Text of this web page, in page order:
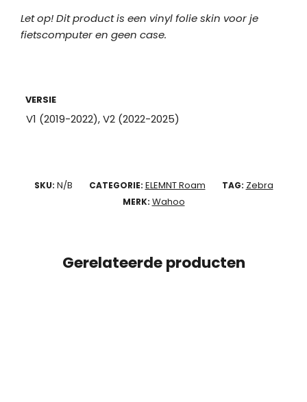
Let op! Dit product is een vinyl folie skin voor je
fietscomputer en geen case.
VERSIE
V1 (2019-2022), V2 (2022-2025)
SKU: N/B CATEGORIE: ELEMNT Roam TAG: Zebra
MERK: Wahoo
Gerelateerde producten